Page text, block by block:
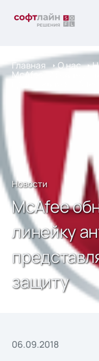
Главная О нас
McAfee обновляет
Новости
McAfee
линейку
защиту
06.09.2018